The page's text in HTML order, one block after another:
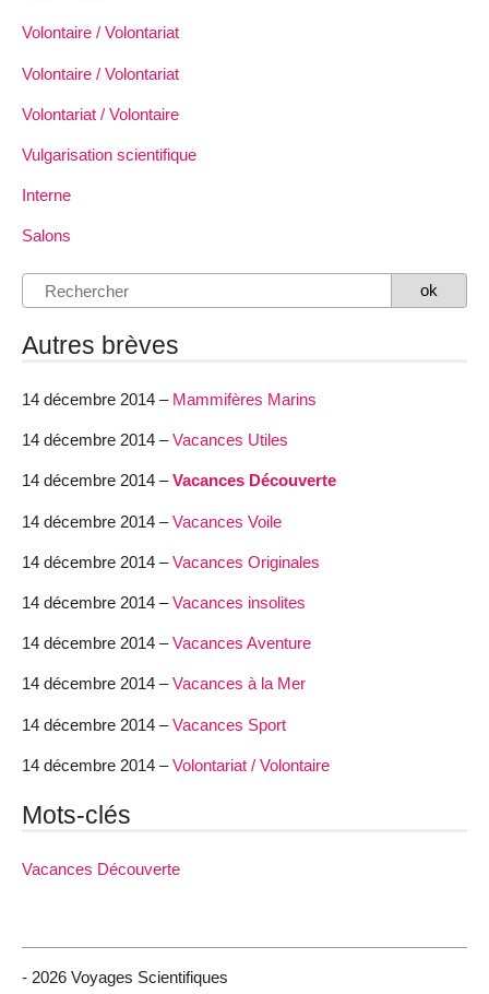
Volontaire / Volontariat
Volontaire / Volontariat
Volontariat / Volontaire
Vulgarisation scientifique
Interne
Salons
Autres brèves
14 décembre 2014 – Mammifères Marins
14 décembre 2014 –Vacances Utiles
14 décembre 2014 –Vacances Découverte
14 décembre 2014 –Vacances Voile
14 décembre 2014 –Vacances Originales
14 décembre 2014 –Vacances insolites
14 décembre 2014 –Vacances Aventure
14 décembre 2014 –Vacances à la Mer
14 décembre 2014 –Vacances Sport
14 décembre 2014 –Volontariat / Volontaire
Mots-clés
Vacances Découverte
- 2026 Voyages Scientifiques